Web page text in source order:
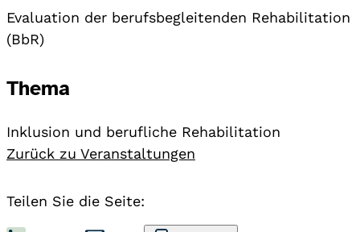
Evaluation der berufsbegleitenden Rehabilitation
(BbR)
Thema
Inklusion und berufliche Rehabilitation
Zurück zu Veranstaltungen
Teilen Sie die Seite: